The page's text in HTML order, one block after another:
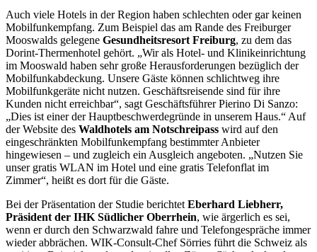
Auch viele Hotels in der Region haben schlechten oder gar keinen
Mobilfunkempfang. Zum Beispiel das am Rande des Freiburger
Mooswalds gelegene Gesundheitsresort Freiburg, zu dem das
Dorint-Thermenhotel gehört. „Wir als Hotel- und Klinikeinrichtung
im Mooswald haben sehr große Herausforderungen bezüglich der
Mobilfunkabdeckung. Unsere Gäste können schlichtweg ihre
Mobilfunkgeräte nicht nutzen. Geschäftsreisende sind für ihre
Kunden nicht erreichbar“, sagt Geschäftsführer Pierino Di Sanzo:
„Dies ist einer der Hauptbeschwerdegründe in unserem Haus.“ Auf
der Website des Waldhotels am Notschreipass wird auf den
eingeschränkten Mobilfunkempfang bestimmter Anbieter
hingewiesen – und zugleich ein Ausgleich angeboten. „Nutzen Sie
unser gratis WLAN im Hotel und eine gratis Telefonflat im
Zimmer“, heißt es dort für die Gäste.
Bei der Präsentation der Studie berichtet Eberhard Liebherr,
Präsident der IHK Südlicher Oberrhein, wie ärgerlich es sei,
wenn er durch den Schwarzwald fahre und Telefongespräche immer
wieder abbrächen. WIK-Consult-Chef Sörries führt die Schweiz als